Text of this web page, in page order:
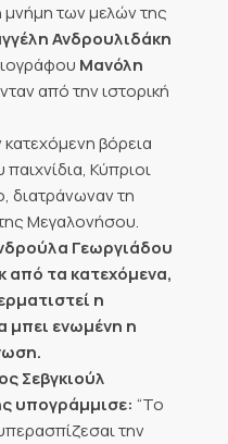
μνήμη των μελών της
Ανδρουλιδάκη
Μανόλη
από την ιστορική
βόρεια
Κύπριοι
διατράνωναν τη
Μεγαλονήσου.
Γεωργιάδου
από τα κατεχόμενα,
η
μπει ενωμένη η
Σεβγκιούλ
υπογράμμισε: “Το
την